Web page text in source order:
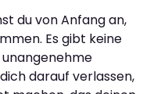
du von Anfang an,
Es gibt keine
darauf verlassen,